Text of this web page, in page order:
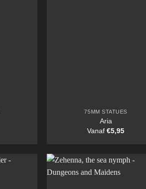
75MM STATUES
Aria
Vanaf€5,95